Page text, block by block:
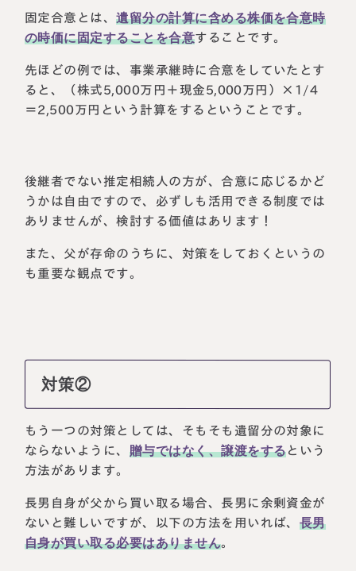
固定合意とは、遺留分の計算に含める株価を合意時
の時価に固定することを合意することです。
先ほどの例では、事業承継時に合意をしていたとす
ると、（株式5,000万円＋現金5,000万円）×1/4
＝2,500万円という計算をするということです。
後継者でない推定相続人の方が、合意に応じるかど
うかは自由ですので、必ずしも活用できる制度では
ありませんが、検討する価値はあります！
また、父が存命のうちに、対策をしておくというの
も重要な観点です。
対策②
もう一つの対策としては、そもそも遺留分の対象に
ならないように、贈与ではなく、譲渡をするという
方法があります。
長男自身が父から買い取る場合、長男に余剰資金が
ないと難しいですが、以下の方法を用いれば、長男
自身が買い取る必要はありません。